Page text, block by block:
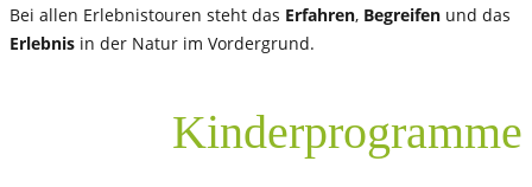
Bei allen Erlebnistouren steht das Erfahren, Begreifen und das
Erlebnis in der Natur im Vordergrund.
Kinderprogramme